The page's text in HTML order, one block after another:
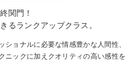
関門！
るランクアップクラス。
ショナルに必要な情感豊かな人間性、
ニックに加えクオリティの高い感性を